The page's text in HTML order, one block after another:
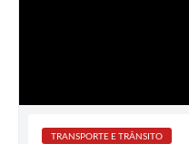
TRANSPORTE E TRÂNSITO